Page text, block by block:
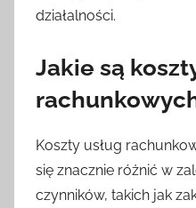
działalności.
Jakie są
Koszty usług
się znacznie różnić w
czynników, takich jak